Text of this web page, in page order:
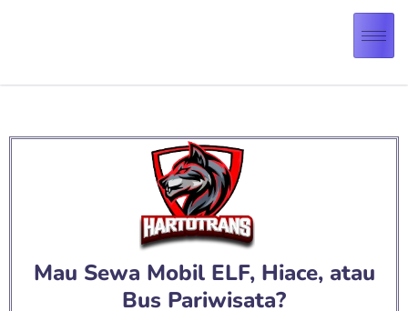
Mau Sewa Mobil ELF, Hiace, atau
Bus Pariwisata?